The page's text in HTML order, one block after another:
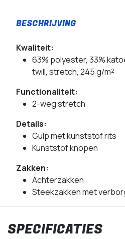
Kwaliteit:
63% polyester, 33%
twill, stretch, 245 g/m²
Functionaliteit:
2-weg stretch
Details:
Gulp met kunststof rits
Kunststof knopen
Zakken:
Achterzakken
Steekzakken met
SPECIFICATIES